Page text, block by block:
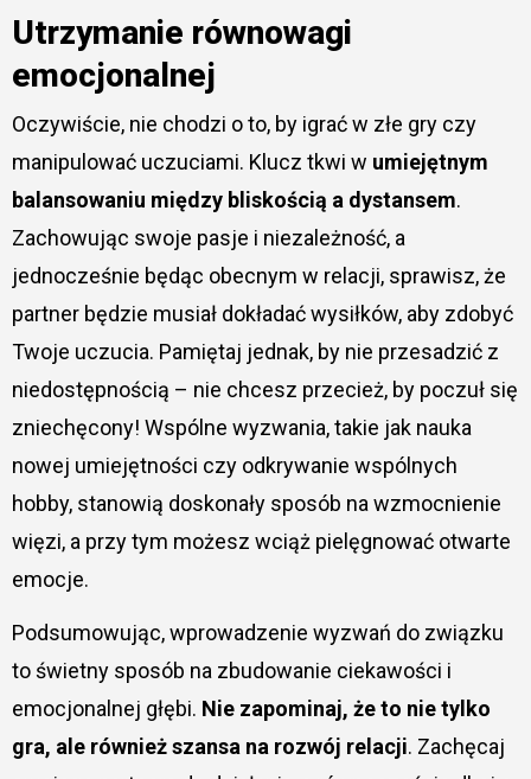
Utrzymanie równowagi
emocjonalnej
Oczywiście, nie chodzi o to, by igrać w złe gry czy
manipulować uczuciami. Klucz tkwi w umiejętnym
balansowaniu między bliskością a dystansem.
Zachowując swoje pasje i niezależność, a
jednocześnie będąc obecnym w relacji, sprawisz, że
partner będzie musiał dokładać wysiłków, aby zdobyć
Twoje uczucia. Pamiętaj jednak, by nie przesadzić z
niedostępnością – nie chcesz przecież, by poczuł się
zniechęcony! Wspólne wyzwania, takie jak nauka
nowej umiejętności czy odkrywanie wspólnych
hobby, stanowią doskonały sposób na wzmocnienie
więzi, a przy tym możesz wciąż pielęgnować otwarte
emocje.
Podsumowując, wprowadzenie wyzwań do związku
to świetny sposób na zbudowanie ciekawości i
emocjonalnej głębi. Nie zapominaj, że to nie tylko
gra, ale również szansa na rozwój relacji. Zachęcaj